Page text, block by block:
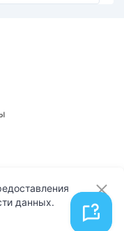
данных.